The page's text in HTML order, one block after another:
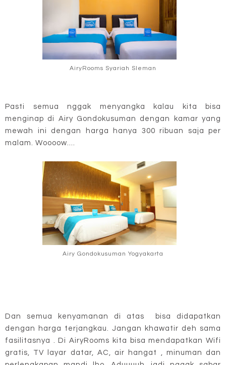
AiryRooms Syariah Sleman
Pasti semua nggak menyangka kalau kita bisa
menginap di Airy Gondokusuman dengan kamar yang
mewah ini dengan harga hanya 300 ribuan saja per
malam. Woooow....
Airy Gondokusuman Yogyakarta
Dan semua kenyamanan di atas bisa didapatkan
dengan harga terjangkau. Jangan khawatir deh sama
fasilitasnya . Di AiryRooms kita bisa mendapatkan Wifi
gratis, TV layar datar, AC, air hangat , minuman dan